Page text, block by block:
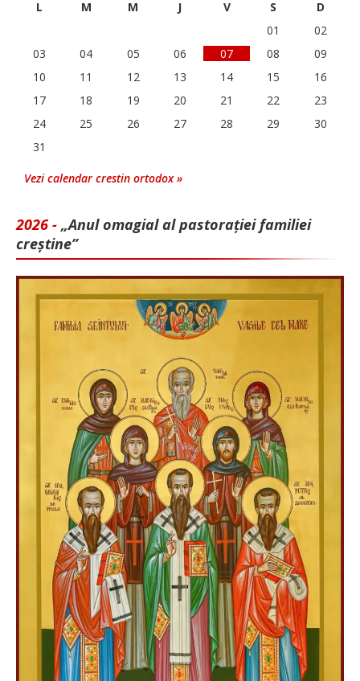
L M M J V S
D
01
02
03
04 05 06 07 08
09
10
11 12 13 14 15
16
17
18 19 20 21 22
23
24
25 26 27 28 29
30
31
Vezi calendar crestin ortodox »
2026 - „Anul omagial al pastorației familiei
creștine”